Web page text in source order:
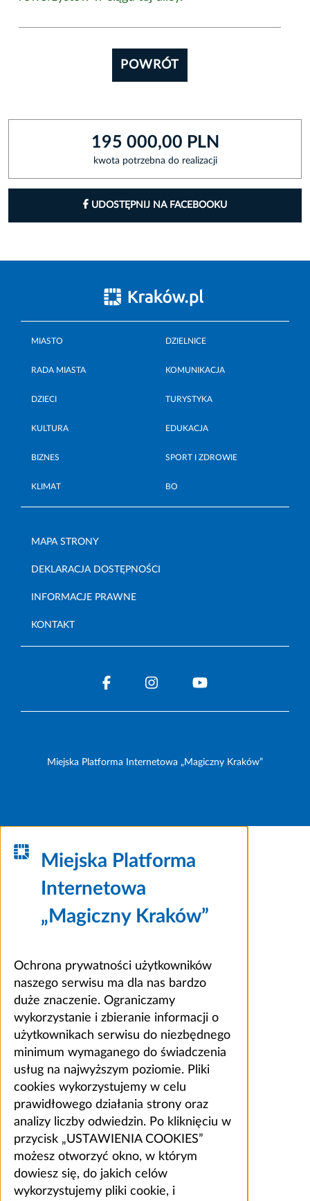
POWRÓT
195 000,00 PLN
kwota potrzebna do realizacji
UDOSTĘPNIJ NA FACEBOOKU
MIASTO DZIELNICE
RADA MIASTA KOMUNIKACJA
DZIECI TURYSTYKA
KULTURA EDUKACJA
BIZNES SPORT I ZDROWIE
KLIMAT BO
MAPA STRONY
DEKLARACJA DOSTĘPNOŚCI
INFORMACJE PRAWNE
KONTAKT
Miejska Platforma Internetowa „Magiczny Kraków”
Miejska Platforma
Internetowa
„Magiczny Kraków”
Ochrona prywatności użytkowników
naszego serwisu ma dla nas bardzo
duże znaczenie. Ograniczamy
wykorzystanie i zbieranie informacji o
użytkownikach serwisu do niezbędnego
minimum wymaganego do świadczenia
usług na najwyższym poziomie. Pliki
cookies wykorzystujemy w celu
prawidłowego działania strony oraz
analizy liczby odwiedzin. Po kliknięciu w
przycisk „USTAWIENIA COOKIES”
możesz otworzyć okno, w którym
dowiesz się, do jakich celów
wykorzystujemy pliki cookie, i